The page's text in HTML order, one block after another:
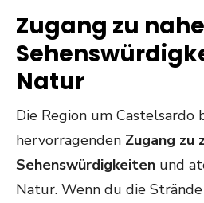
Zugang zu
Natur
Die Region um Castelsardo
hervorragenden Zugang zu
Sehenswürdigkeiten und
Natur. Wenn du die